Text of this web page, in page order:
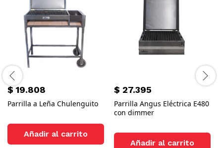
$19.808
Parrilla a Leña Chulenguito
Añadir al carrito
$ 27.395
Parrilla Angus Eléctrica E480
con dimmer
Añadir al carrito